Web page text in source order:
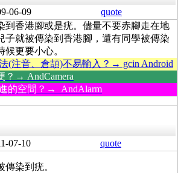
06-09
quote
到香港腳或是疣。儘量不要赤腳走在地
子就被傳染到香港腳，還有同學被傳染
更要小心。
(注音、倉頡)不易輸入？→ gcin Android
？→ AndCamera
的空間？→ AndAlarm
07-10 quote
染到疣。